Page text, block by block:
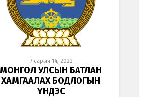
7 сарын 14, 2022
МОНГОЛ УЛСЫН БАТЛАН
ХАМГААЛАХ БОДЛОГЫН
ҮНДЭС